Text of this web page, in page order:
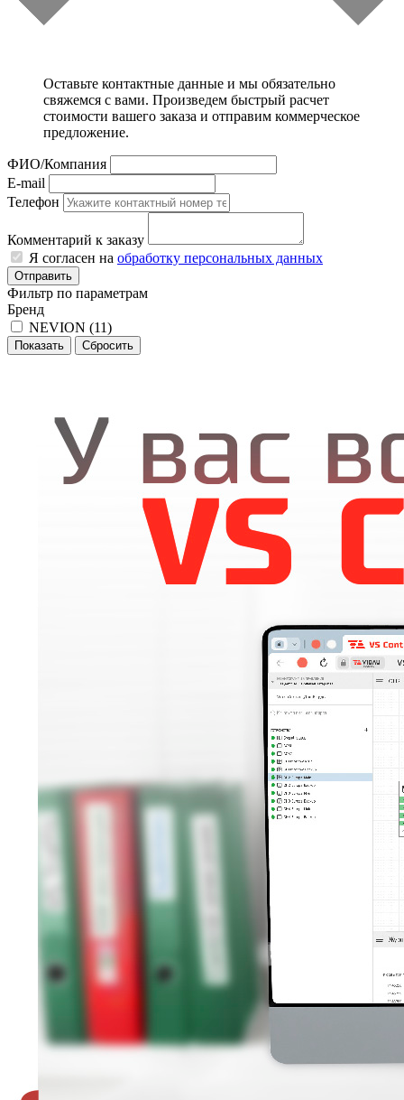
Оставьте контактные данные и мы обязательно
свяжемся с вами. Произведем быстрый расчет
стоимости вашего заказа и отправим коммерческое
предложение.
ФИО/Компания
E-mail
Телефон
Комментарий к заказу
Я согласен на обработку персональных данных
Отправить
Фильтр по параметрам
Бренд
NEVION (11)
Сбросить